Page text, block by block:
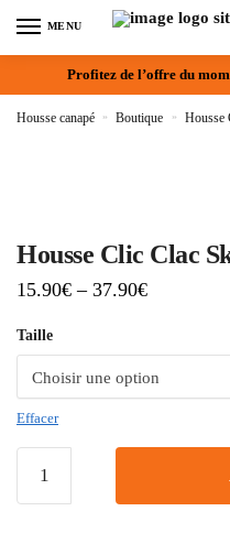
MENU
Profitez de l’offre du
Housse canapé » Boutique » Housse
Housse Clic Clac
15.90€ – 37.90€
Taille
Effacer